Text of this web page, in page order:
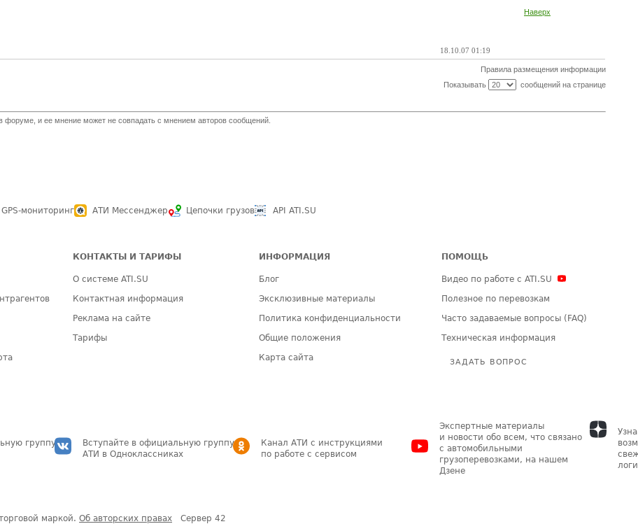
Наверх
18.10.07 01:19
Правила размещения информации
Показывать
сообщений на странице
и ее мнение может не совпадать с мнением авторов сообщений.
GPS-мониторинг АТИ Мессенджер Цепочки грузов API ATI.SU
КОНТАКТЫ И ТАРИФЫ
О системе ATI.SU
Контактная информация
Реклама на сайте
Тарифы
ИНФОРМАЦИЯ
Блог
Эксклюзивные материалы
Политика конфиденциальности
Общие положения
Карта сайта
ПОМОЩЬ
Видео по работе с ATI.SU
Полезное по перевозкам
Часто задаваемые вопросы (FAQ)
Техническая информация
ЗАДАТЬ ВОПРОС
группу
Вступайте в официальную группу
АТИ в Одноклассниках
Канал АТИ с инструкциями
по работе с сервисом
Экспертные материалы
и новости обо всем, что связано
с автомобильными
грузоперевозками, на нашем
Дзене
маркой. Об авторских правах Сервер 42